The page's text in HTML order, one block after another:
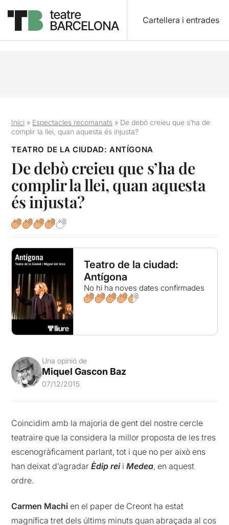
Cartellera i entrades
Inici » Espectacles recomanats » De debò creieu que s’ha de
complir la llei, quan aquesta és injusta?
TEATRO DE LA CIUDAD: ANTÍGONA
De debò creieu que s’ha de
complir la llei, quan aquesta
és injusta?
Teatro de la ciudad:
Antígona
No hi ha noves dates confirmades
Una opinió de
Miquel Gascon Baz
07/12/2015
Coincidim amb la majoria de gent del nostre cercle
teatraire que la considera la millor proposta de les tres
escenogràficament parlant, tot i que no per això ens
han deixat d’agradar Èdip rei i Medea, en aquest
ordre.
Carmen Machi en el paper de Creont ha estat
magnífica tret dels últims minuts quan abraçada al cos